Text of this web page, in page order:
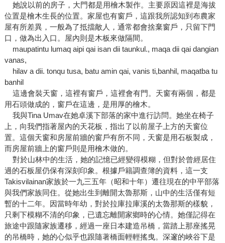
她說以前的房子，大門都是用檜木製作。主要原因這裡是海拔
位置是檜木生長的位置。家屋也有窗戶，這跟我所認知到布農家
屋有所差異，一般為了抵擋敵人，通常都會捨棄窗戶，只留下門
口，做為出入口。屋內則是木板來做隔間。
maupatintu lumaq aipi qai isan dii taunkul., maqa dii qai dangian
vanas,
hilav a dii. tonqu tusa, batu amin qai, vanis ti,banhil, maqatba tu
banhil
這邊會裝天窗，這裡有窗戶，這裡會有門。天窗有兩個，都是
用石頭做成的，窗戶在這邊，是用厚的檜木。
我與Tina Umav在她卓溪下部落的家中進行訪問。她坐在椅子
上，向我們指著屋內的天花板，指出了以前屋子上方的天窗位
置。這個天窗和房屋前牆的窗戶有所不同，天窗是用石板製成，
而房屋前牆上的窗戶則是用檜木做的。
對於山林中的生活，她的記憶已經變得模糊，但對於曾經居住
過的石板屋仍保有深刻印象。根據戶籍調查簿的資料，這一支
Takisvilainan家族於一九三五年（昭和十年）遷往現在的中平部落
與我們家族同住。從她出生到離開太魯那斯，山中的生活僅有短
暫的十二年。因當時年幼，對於拉庫拉庫溪的太魯那斯的樣貌，
只剩下模糊不清的印象，已遺忘離開家鄉時的心情。她僅記得在
旅途中跟隨家族遷移，經過一座日本建造吊橋，當踏上那座搖晃
的吊橋時，她的心似乎也跟隨著橋面輕輕搖曳。深邃的峽谷下是